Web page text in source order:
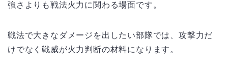
強さよりも戦法火力に関わる場面です。
戦法で大きなダメージを出したい部隊では、攻撃力だ
けでなく戦威が火力判断の材料になります。